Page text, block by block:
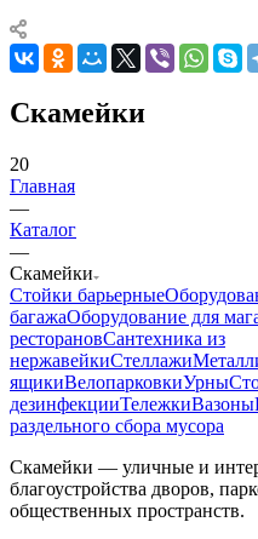
Скамейки
20
Главная
—
Каталог
—
Скамейки
Стойки барьерные
багажаОборудование для
ресторановСантехника из
нержавейкиСтеллажи
ящикиВелопарковкиУрны
дезинфекцииТележкиВазоны
раздельного сбора мусора
Скамейки — уличные и
благоустройства дворов,
общественных пространств.